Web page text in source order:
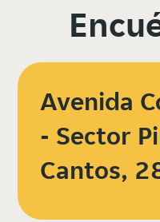
Avenida
- Sector
Cantos,